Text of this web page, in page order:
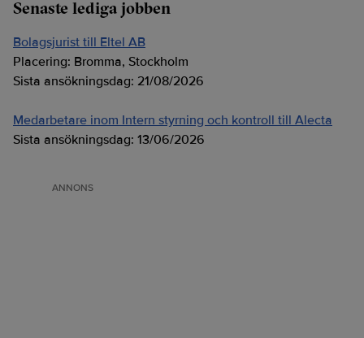
Senaste lediga jobben
Bolagsjurist till Eltel AB
Placering: Bromma, Stockholm
Sista ansökningsdag: 21/08/2026
Medarbetare inom Intern styrning och kontroll till Alecta
Sista ansökningsdag: 13/06/2026
ANNONS